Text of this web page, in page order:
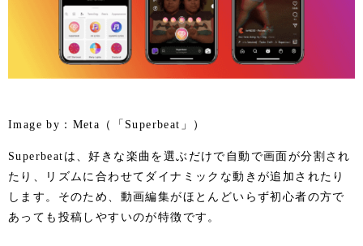
Image by：Meta（「Superbeat」）
Superbeatは、好きな楽曲を選ぶだけで自動で画面が分割され
たり、リズムに合わせてダイナミックな動きが追加されたり
します。そのため、動画編集がほとんどいらず初心者の方で
あっても投稿しやすいのが特徴です。